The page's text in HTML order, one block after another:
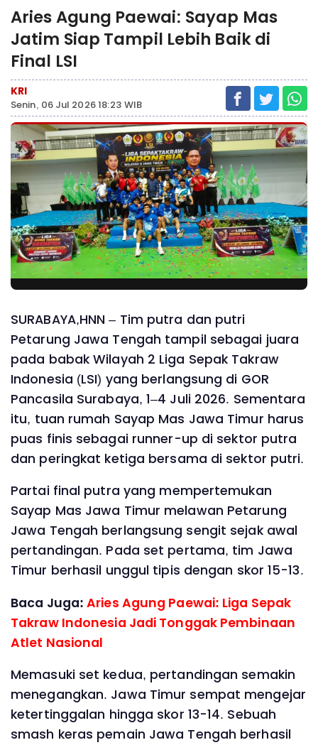
Aries Agung Paewai: Sayap Mas
Jatim Siap Tampil Lebih Baik di
Final LSI
KRI
Senin, 06 Jul 2026 18:23 WIB
SURABAYA,HNN – Tim putra dan putri
Petarung Jawa Tengah tampil sebagai juara
pada babak Wilayah 2 Liga Sepak Takraw
Indonesia (LSI) yang berlangsung di GOR
Pancasila Surabaya, 1–4 Juli 2026. Sementara
itu, tuan rumah Sayap Mas Jawa Timur harus
puas finis sebagai runner-up di sektor putra
dan peringkat ketiga bersama di sektor putri.
Partai final putra yang mempertemukan
Sayap Mas Jawa Timur melawan Petarung
Jawa Tengah berlangsung sengit sejak awal
pertandingan. Pada set pertama, tim Jawa
Timur berhasil unggul tipis dengan skor 15-13.
Baca Juga:Aries Agung Paewai: Liga Sepak
Takraw Indonesia Jadi Tonggak Pembinaan
Atlet Nasional
Memasuki set kedua, pertandingan semakin
menegangkan. Jawa Timur sempat mengejar
ketertinggalan hingga skor 13-14. Sebuah
smash keras pemain Jawa Tengah berhasil